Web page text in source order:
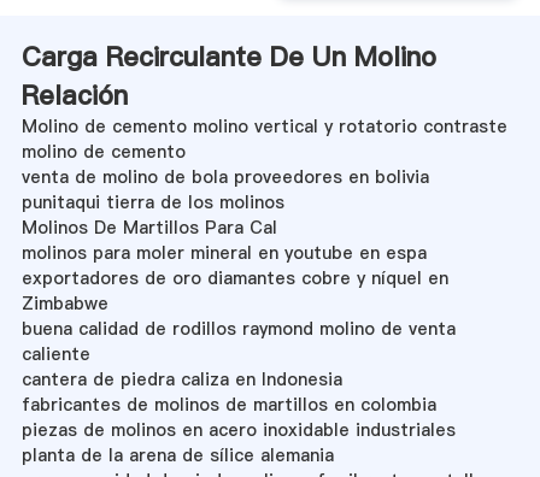
Carga Recirculante De Un Molino
Relación
Molino de cemento molino vertical y rotatorio contraste
molino de cemento
venta de molino de bola proveedores en bolivia
punitaqui tierra de los molinos
Molinos De Martillos Para Cal
molinos para moler mineral en youtube en espa
exportadores de oro diamantes cobre y níquel en
Zimbabwe
buena calidad de rodillos raymond molino de venta
caliente
cantera de piedra caliza en Indonesia
fabricantes de molinos de martillos en colombia
piezas de molinos en acero inoxidable industriales
planta de la arena de sílice alemania